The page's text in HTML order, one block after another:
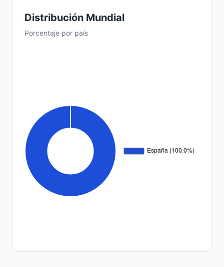
Distribución Mundial
Porcentaje por país